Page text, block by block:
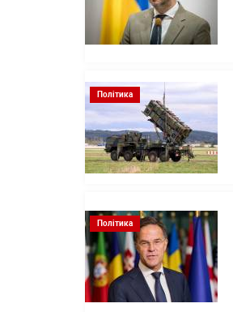
Політика
Політика